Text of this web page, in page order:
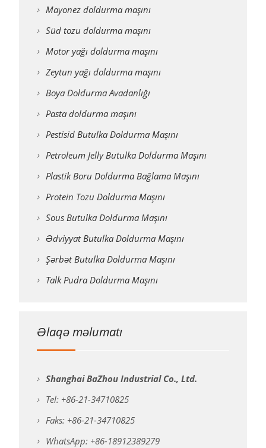
Mayonez doldurma maşını
Süd tozu doldurma maşını
Motor yağı doldurma maşını
Zeytun yağı doldurma maşını
Boya Doldurma Avadanlığı
Pasta doldurma maşını
Pestisid Butulka Doldurma Maşını
Petroleum Jelly Butulka Doldurma Maşını
Plastik Boru Doldurma Bağlama Maşını
Protein Tozu Doldurma Maşını
Sous Butulka Doldurma Maşını
Ədviyyat Butulka Doldurma Maşını
Şərbət Butulka Doldurma Maşını
Talk Pudra Doldurma Maşını
Əlaqə məlumatı
Shanghai BaZhou Industrial Co., Ltd.
Tel: +86-21-34710825
Faks: +86-21-34710825
WhatsApp: +86-18912389279